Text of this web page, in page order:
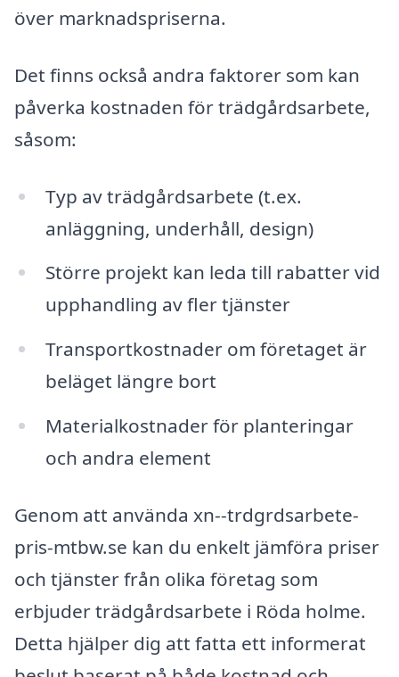
över marknadspriserna.
Det finns också andra faktorer som kan
påverka kostnaden för trädgårdsarbete,
såsom:
Typ av trädgårdsarbete (t.ex.
anläggning, underhåll, design)
Större projekt kan leda till rabatter vid
upphandling av fler tjänster
Transportkostnader om företaget är
beläget längre bort
Materialkostnader för planteringar
och andra element
Genom att använda xn--trdgrdsarbete-
pris-mtbw.se kan du enkelt jämföra priser
och tjänster från olika företag som
erbjuder trädgårdsarbete i Röda holme.
Detta hjälper dig att fatta ett informerat